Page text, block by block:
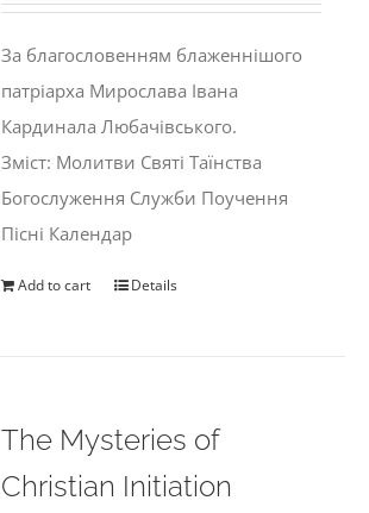
$35.00.$29.99.
За благословенням блаженнішого
патріарха Мирослава Івана
Кардинала Любачівського.
Зміст: Молитви Святі Таїнства
Богослуження Служби Поучення
Пісні Календар
Add to cart Details
The Mysteries of
Christian Initiation